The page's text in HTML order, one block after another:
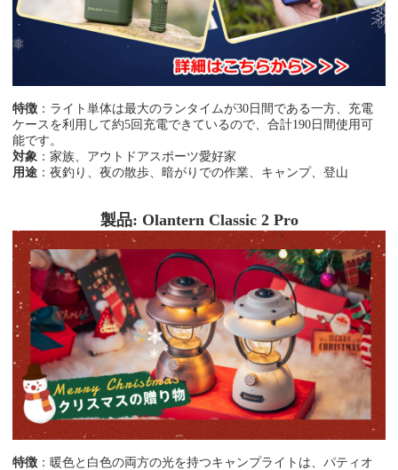
特徴 ：ライト単体は最大のランタイムが30日間である一方、充電
ケースを利用して約5回充電できているので、合計190日間使用可
能です。
対象 ：家族、アウトドアスポーツ愛好家
用途 ：夜釣り、夜の散歩、暗がりでの作業、キャンプ、登山
製品: Olantern Classic 2 Pro
特徴 ：暖色と白色の両方の光を持つキャンプライトは、パティオ